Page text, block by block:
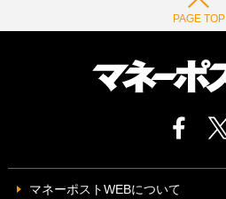
PAGE TOP
マネーポストWEBについて